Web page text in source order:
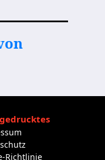
Richtlinie